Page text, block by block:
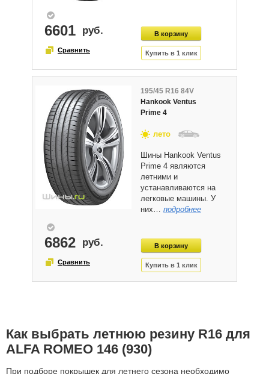
6601
195/45 R16 84V
Hankook Ventus
Prime 4
лето
Шины Hankook Ventus
Prime 4 являются
летними и
устанавливаются на
легковые машины. У
них… подробнее
6862
Как выбрать летнюю резину R16 для
ALFA ROMEO 146 (930)
При подборе покрышек для летнего сезона необходимо